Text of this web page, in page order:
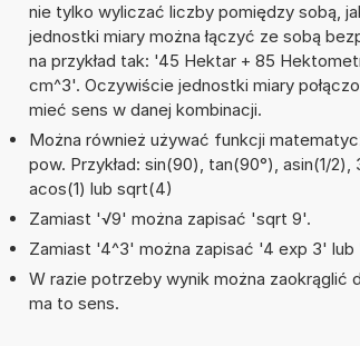
nie tylko wyliczać liczby pomiędzy sobą,
jednostki miary można łączyć ze sobą
na przykład tak: '45 Hektar + 85
cm^3'. Oczywiście jednostki miary
mieć sens w danej kombinacji.
Można również używać funkcji
pow. Przykład: sin(90), tan(90°), asin(1/
acos(1) lub sqrt(4)
Zamiast '√9' można zapisać 'sqrt 9'.
Zamiast '4^3' można zapisać '4 exp 3'
W razie potrzeby wynik można zaokrąglić
ma to sens.